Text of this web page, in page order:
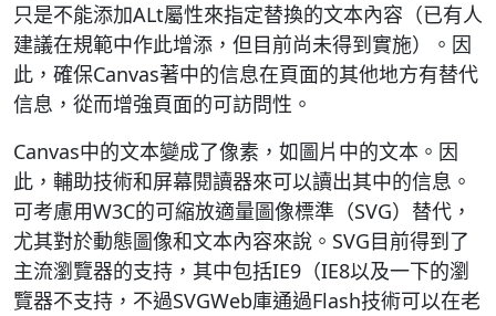
只是不能添加ALt屬性來指定替換的文本內容（已有人
建議在規範中作此增添，但目前尚未得到實施）。因
此，確保Canvas著中的信息在頁面的其他地方有替代
信息，從而增強頁面的可訪問性。
Canvas中的文本變成了像素，如圖片中的文本。因
此，輔助技術和屏幕閱讀器來可以讀出其中的信息。
可考慮用W3C的可縮放適量圖像標準（SVG）替代，
尤其對於動態圖像和文本內容來說。SVG目前得到了
主流瀏覽器的支持，其中包括IE9（IE8以及一下的瀏
覽器不支持，不過SVGWeb庫通過Flash技術可以在老